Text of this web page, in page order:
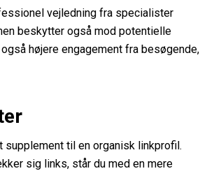
vejledning fra specialister
beskytter også mod potentielle
højere engagement fra besøgende,
til en organisk linkprofil.
sig links, står du med en mere